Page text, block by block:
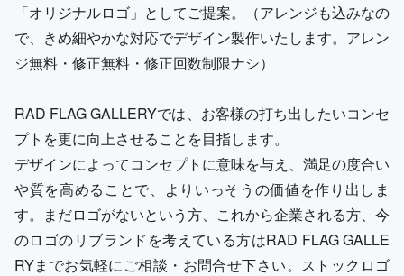
「オリジナルロゴ」としてご提案。（アレンジも込みなの
で、きめ細やかな対応でデザイン製作いたします。アレン
ジ無料・修正無料・修正回数制限ナシ）
RAD FLAG GALLERYでは、お客様の打ち出したいコンセ
プトを更に向上させることを目指します。
デザインによってコンセプトに意味を与え、満足の度合い
や質を高めることで、よりいっそうの価値を作り出しま
す。まだロゴがないという方、これから企業される方、今
のロゴのリブランドを考えている方はRAD FLAG GALLE
RYまでお気軽にご相談・お問合せ下さい。ストックロゴ